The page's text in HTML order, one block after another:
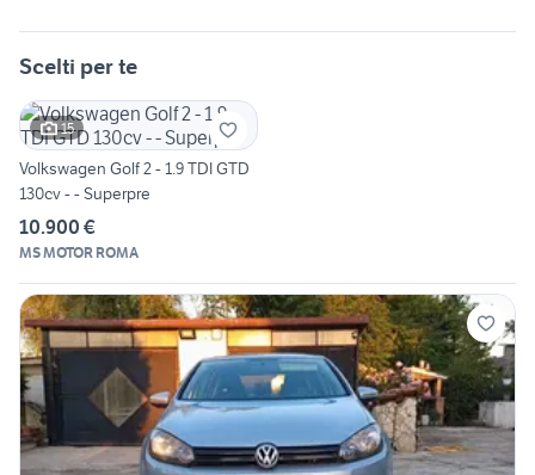
Scelti per te
15
Volkswagen Golf 2 - 1.9 TDI GTD
130cv - - Superpre
10.900 €
MS MOTOR ROMA